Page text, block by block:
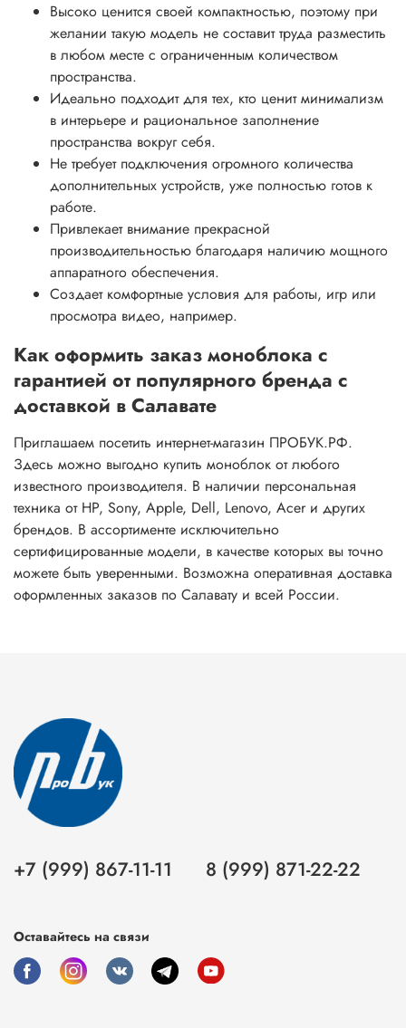
Высоко ценится своей компактностью, поэтому при
желании такую модель не составит труда разместить
в любом месте с ограниченным количеством
пространства.
Идеально подходит для тех, кто ценит минимализм
в интерьере и рациональное заполнение
пространства вокруг себя.
Не требует подключения огромного количества
дополнительных устройств, уже полностью готов к
работе.
Привлекает внимание прекрасной
производительностью благодаря наличию мощного
аппаратного обеспечения.
Создает комфортные условия для работы, игр или
просмотра видео, например.
Как оформить заказ моноблока с
гарантией от популярного бренда с
доставкой в Салавате
Приглашаем посетить интернет-магазин ПРОБУК.РФ.
Здесь можно выгодно купить моноблок от любого
известного производителя. В наличии персональная
техника от HP, Sony, Apple, Dell, Lenovo, Acer и других
брендов. В ассортименте исключительно
сертифицированные модели, в качестве которых вы точно
можете быть уверенными. Возможна оперативная доставка
оформленных заказов по Салавату и всей России.
+7 (999) 867-11-11 8 (999) 871-22-22
Оставайтесь на связи